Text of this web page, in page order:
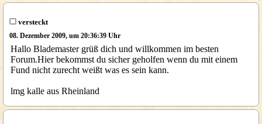
versteckt
08. Dezember 2009, um 20:36:39 Uhr
Hallo Blademaster grüß dich und willkommen im besten
Forum.Hier bekommst du sicher geholfen wenn du mit einem
Fund nicht zurecht weißt was es sein kann.
lmg kalle aus Rheinland